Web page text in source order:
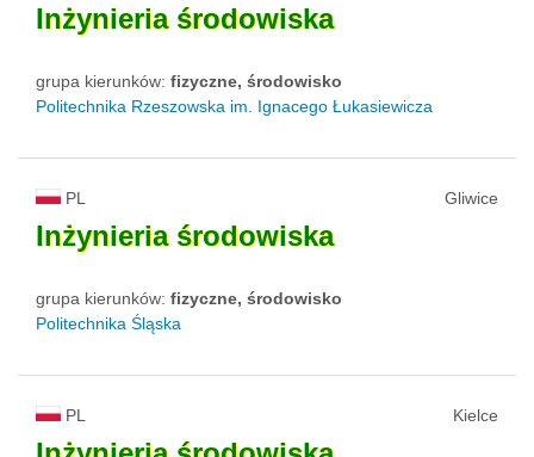
Inżynieria środowiska
grupa kierunków: fizyczne, środowisko
Politechnika Rzeszowska im. Ignacego Łukasiewicza
PL Gliwice
Inżynieria środowiska
grupa kierunków: fizyczne, środowisko
Politechnika Śląska
PL Kielce